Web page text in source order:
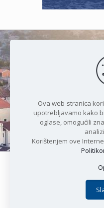
Čudesan
Copyright © 2021 Općina
Ova web-stranica
upotrebljavamo kako
oglase, omogućili
Korištenjem ove